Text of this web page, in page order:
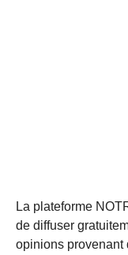
La plateforme
de diffuser
opinions provenant